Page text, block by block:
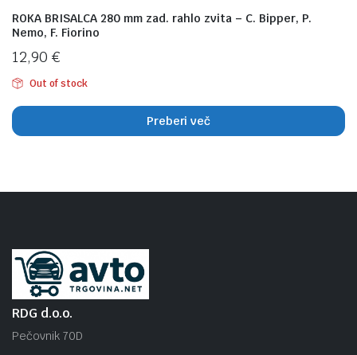
ROKA BRISALCA 280 mm zad. rahlo zvita – C. Bipper, P.
Nemo, F. Fiorino
12,90 €
Out of stock
Preberi več
RDG d.o.o.
Pečovnik 70D